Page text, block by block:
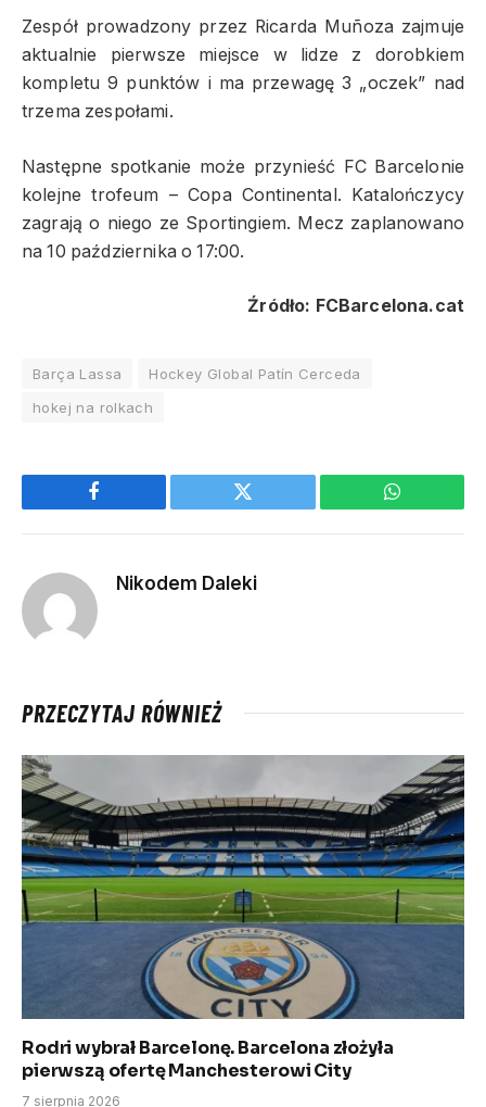
Zespół prowadzony przez Ricarda Muñoza zajmuje
aktualnie pierwsze miejsce w lidze z dorobkiem
kompletu 9 punktów i ma przewagę 3 „oczek” nad
trzema zespołami.
Następne spotkanie może przynieść FC Barcelonie
kolejne trofeum – Copa Continental. Katalończycy
zagrają o niego ze Sportingiem. Mecz zaplanowano
na 10 października o 17:00.
Źródło: FCBarcelona.cat
Barça Lassa
Hockey Global Patín Cerceda
hokej na rolkach
Facebook Twitter WhatsApp
Nikodem Daleki
PRZECZYTAJ RÓWNIEŻ
Rodri wybrał Barcelonę. Barcelona złożyła
pierwszą ofertę Manchesterowi City
7 sierpnia 2026